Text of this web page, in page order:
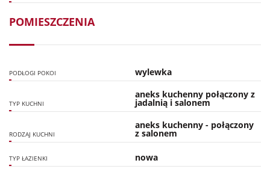
POMIESZCZENIA
PODŁOGI POKOI wylewka
TYP KUCHNI
aneks kuchenny połączony z
jadalnią i salonem
RODZAJ KUCHNI
aneks kuchenny - połączony
z salonem
TYP ŁAZIENKI nowa